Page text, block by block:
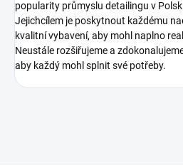
popularity průmyslu detailingu v
Jejichcílem je poskytnout každému
kvalitní vybavení, aby mohl naplno
Neustále rozšiřujeme a
aby každý mohl splnit své potřeby.